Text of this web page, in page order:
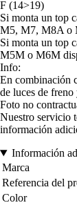
F (14>19)
Si monta un top
M5, M7, M8A o
Si monta un top
M5M o M6M
Info:
En combinación
de luces de
Foto no
Nuestro servicio
información
Información
Marca
Referencia del
Color